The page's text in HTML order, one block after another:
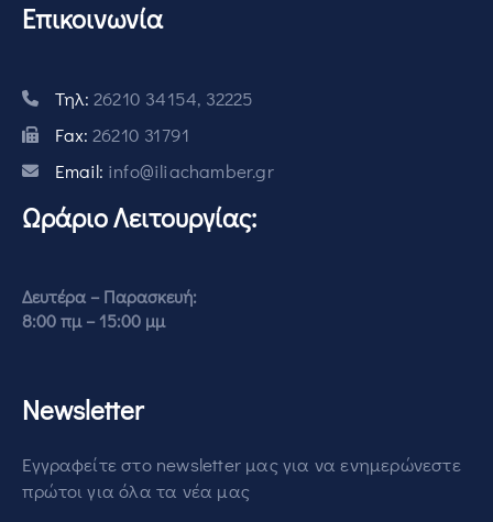
Επικοινωνία
Τηλ: 26210 34154, 32225
Fax: 26210 31791
Email: info@iliachamber.gr
Ωράριο Λειτουργίας:
Δευτέρα – Παρασκευή:
8:00 πμ – 15:00 μμ
Newsletter
Εγγραφείτε στο newsletter μας για να ενημερώνεστε
πρώτοι για όλα τα νέα μας